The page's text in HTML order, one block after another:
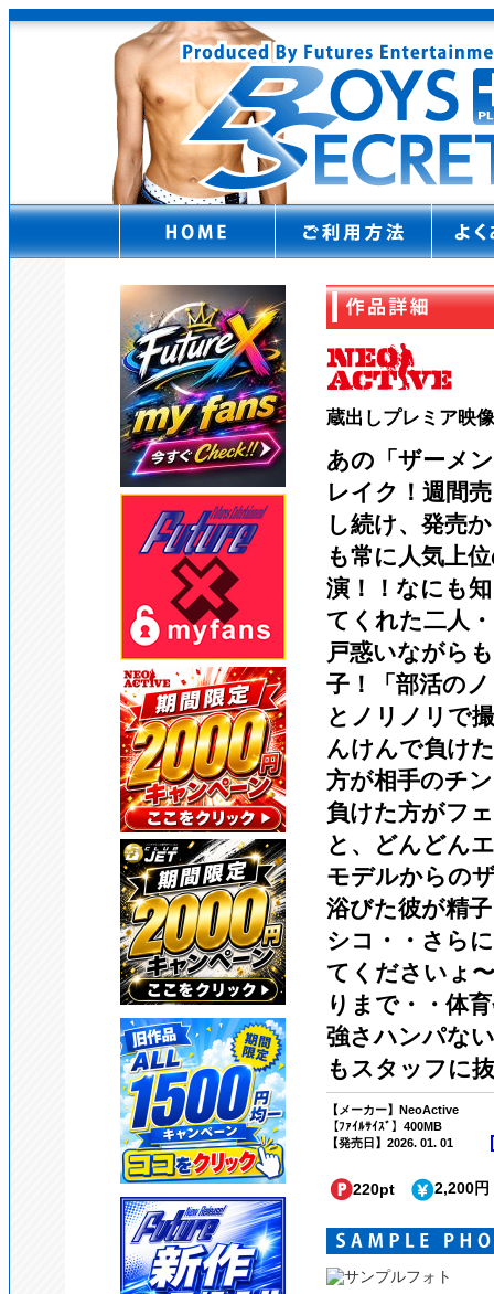
蔵出しプレミア映
あの「ザーメ
レイク！週間
し続け、発売
も常に人気上
演！！なにも
てくれた二人
戸惑いながら
子！「部活の
とノリノリで
んけんで負け
方が相手のチ
負けた方がフ
と、どんどん
モデルからの
浴びた彼が精
シコ・・さら
てくださいょ
りまで・・体
強さハンパな
もスタッフに
【メーカー】NeoActive
【ﾌｧｲﾙｻｲｽﾞ】400MB
【発売日】2026. 01. 01
220pt 2,200円